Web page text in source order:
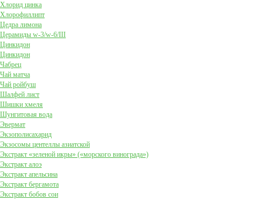
Хлорид цинка
Хлорофиллипт
Цедра лимона
Церамиды w-3/w-6/III
Цинкидон
Цинкидон
Чабрец
Чай матча
Чай ройбуш
Шалфей лист
Шишки хмеля
Шунгитовая вода
Эвермат
Экзополисахарид
Экзосомы центеллы азиатской
Экстракт «зеленой икры» («морского винограда»)
Экстракт алоэ
Экстракт апельсина
Экстракт бергамота
Экстракт бобов сои